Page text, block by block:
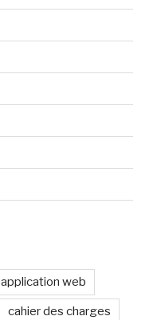
application web
cahier des charges